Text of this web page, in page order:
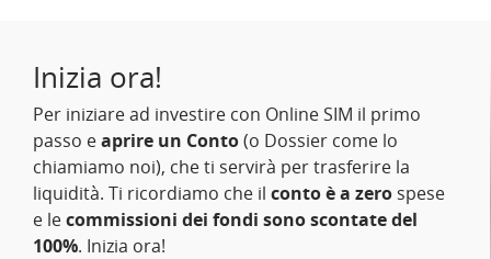
Inizia ora!
Per iniziare ad investire con Online SIM il primo
passo eaprire un Conto(o Dossier come lo
chiamiamo noi), che ti servirà per trasferire la
liquidità. Ti ricordiamo che il conto è a zero spese
e lecommissioni dei fondi sono scontate del
100%. Inizia ora!